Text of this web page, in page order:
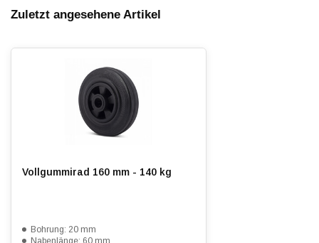
Zuletzt angesehene Artikel
Vollgummirad 160 mm - 140 kg
Bohrung: 20 mm
Nabenlänge: 60 mm